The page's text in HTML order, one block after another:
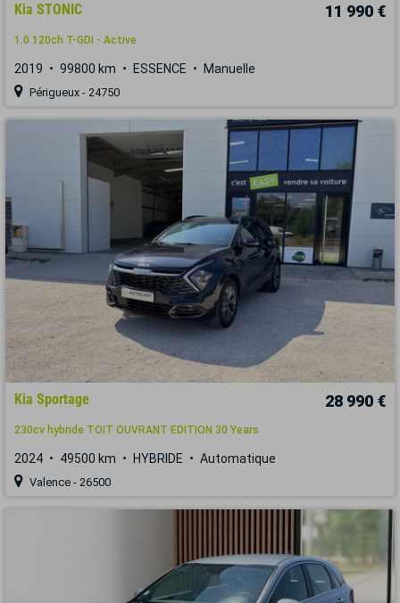
Kia STONIC 11 990 €
1.0 120ch T-GDI - Active
2019 99800 km ESSENCE Manuelle
Périgueux - 24750
Kia Sportage 28 990 €
230cv hybride TOIT OUVRANT EDITION 30 Years
2024 49500 km HYBRIDE Automatique
Valence - 26500